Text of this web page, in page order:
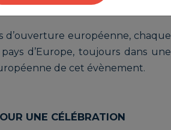
public.
d’ouverture européenne, chaque
d’Europe, toujours dans une
de cet évènement.
UNE CÉLÉBRATION